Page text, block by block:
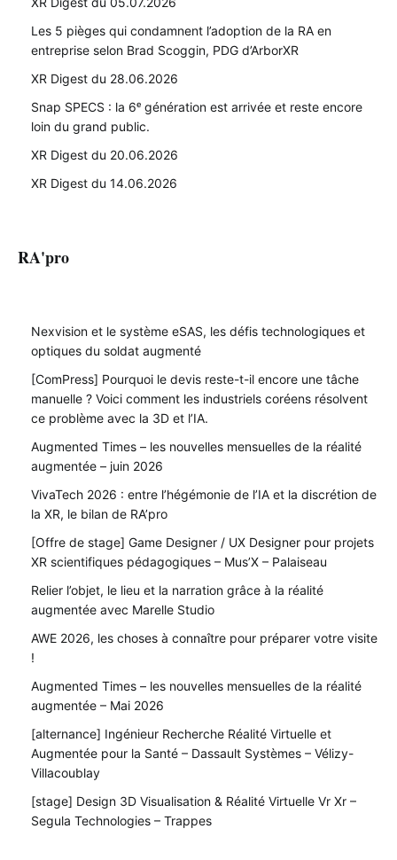
Les 5 pièges qui condamnent l’adoption de la RA en
entreprise selon Brad Scoggin, PDG d’ArborXR
XR Digest du 28.06.2026
Snap SPECS : la 6ᵉ génération est arrivée et reste encore
loin du grand public.
XR Digest du 20.06.2026
XR Digest du 14.06.2026
RA'pro
Nexvision et le système eSAS, les défis technologiques et
optiques du soldat augmenté
[ComPress] Pourquoi le devis reste-t-il encore une tâche
manuelle ? Voici comment les industriels coréens résolvent
ce problème avec la 3D et l’IA.
Augmented Times – les nouvelles mensuelles de la réalité
augmentée – juin 2026
VivaTech 2026 : entre l’hégémonie de l’IA et la discrétion de
la XR, le bilan de RA’pro
[Offre de stage] Game Designer / UX Designer pour projets
XR scientifiques pédagogiques – Mus’X – Palaiseau
Relier l’objet, le lieu et la narration grâce à la réalité
augmentée avec Marelle Studio
AWE 2026, les choses à connaître pour préparer votre visite
!
Augmented Times – les nouvelles mensuelles de la réalité
augmentée – Mai 2026
[alternance] Ingénieur Recherche Réalité Virtuelle et
Augmentée pour la Santé – Dassault Systèmes – Vélizy-
Villacoublay
[stage] Design 3D Visualisation & Réalité Virtuelle Vr Xr –
Segula Technologies – Trappes